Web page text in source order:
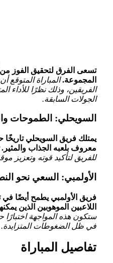
تسعى الفرق لتحقيق الفوز
المجموعة. المباراة المتوقع
الفريقين، وذلك نظرًا للأداء
الجولات السابقة.
السويحلي: الطموحات
يمتلك فريق السويحلي تاريخًا
معروف بلعبه الجذاب والمثير.
للفريق لتأكيد قوته وتعزيز
الأولمبي: السعي نحو
فريق الأولمبي يطمح أيضًا في
اللاعبين ⁣الموهوبين الذين
ستكون هذه المواجهة⁢ اختبارًا
في ظل ​الضغوطات المتزايدة.
تفاصيل المباراة